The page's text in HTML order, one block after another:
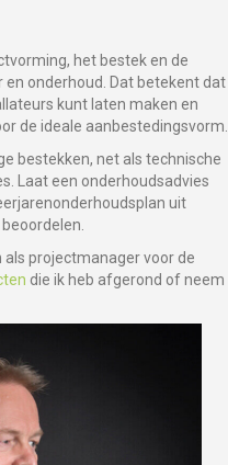
het bestek en de
onderhoud. Dat betekent dat
kunt laten maken en
de ideale aanbestedingsvorm.
bestekken, net als technische
Laat een onderhoudsadvies
uit
als projectmanager voor de
die ik heb afgerond of neem